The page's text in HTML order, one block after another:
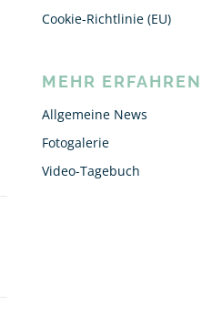
Cookie-Richtlinie (EU)
MEHR ERFAHREN
Allgemeine News
Fotogalerie
Video-Tagebuch